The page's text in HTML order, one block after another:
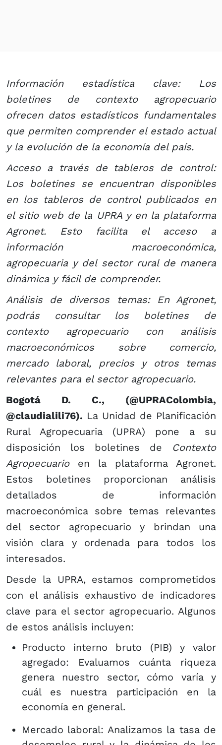
Información estadística clave: Los
boletines de contexto agropecuario
ofrecen datos estadísticos fundamentales
que permiten comprender el estado actual
y la evolución de la economía del país.
Acceso a través de tableros de control:
Los boletines se encuentran disponibles
en los tableros de control publicados en
el sitio web de la UPRA y en la plataforma
Agronet. Esto facilita el acceso a
información macroeconómica,
agropecuaria y del sector rural de manera
dinámica y fácil de comprender.
​Análisis de diversos temas: En Agronet,
podrás consultar los boletines de
contexto agropecuario con análisis
macroeconómicos sobre comercio,
mercado laboral, precios y otros temas
relevantes para el sector agropecuario.
Bogotá D. C., (@UPRAColombia,
@claudialili76). La Unidad de Planificación
Rural Agropecuaria (UPRA) pone a su
disposición los boletines de Contexto
Agropecuarioen la plataforma Agronet.
Estos boletines proporcionan análisis
detallados de información
macroeconómica sobre temas relevantes
del sector agropecuario y brindan una
visión clara y ordenada para todos los
interesados.
Desde la UPRA, estamos comprometidos
con el análisis exhaustivo de indicadores
clave para el sector agropecuario. Algunos
de estos análisis incluyen:
Producto interno bruto (PIB) y valor
agregado: Evaluamos cuánta riqueza
genera nuestro sector, cómo varía y
cuál es nuestra participación en la
economía en general.
Mercado laboral: Analizamos la tasa de